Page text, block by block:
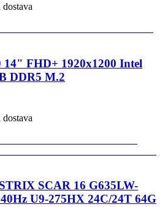
dostava
14" FHD+ 1920x1200 Intel
DDR5 M.2
dostava
SCAR 16 G635LW-
U9-275HX 24C/24T 64G